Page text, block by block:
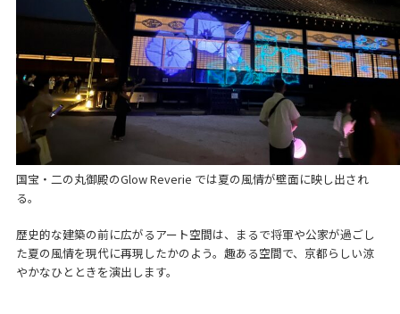
国宝・二の丸御殿のGlow Reverie では夏の風情が壁面に映し出され
る。
歴史的な建築の前に広がるアート空間は、まるで将軍や公家が過ごし
た夏の風情を現代に再現したかのよう。趣ある空間で、京都らしい涼
やかなひとときを演出します。